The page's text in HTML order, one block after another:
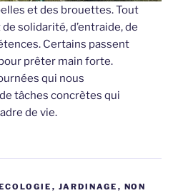
et des brouettes. Tout
solidarité, d’entraide, de
Certains passent
prêter main forte.
qui nous
tâches concrètes qui
de vie.
, JARDINAGE , NON